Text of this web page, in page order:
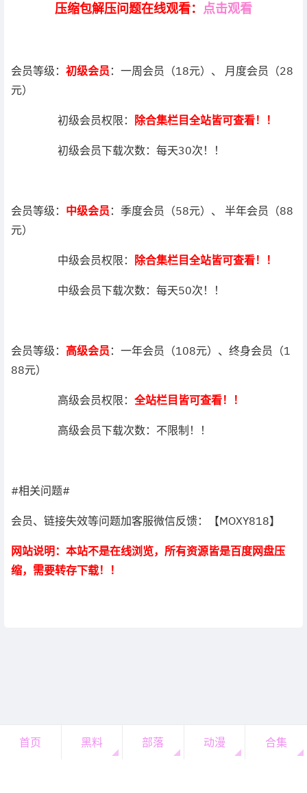
压缩包解压问题在线观看： 点击观看
会员等级： 初级会员 ：一周会员（18元）、 月度会员（28
元）
初级会员权限： 除合集栏目全站皆可查看！！
初级会员下载次数：每天30次！！
会员等级： 中级会员 ：季度会员（58元）、 半年会员（88
元）
中级会员权限： 除合集栏目全站皆可查看！！
中级会员下载次数：每天50次！！
会员等级： 高级会员 ：一年会员（108元）、终身会员（1
88元）
高级会员权限： 全站栏目皆可查看！！
高级会员下载次数：不限制！！
#相关问题#
会员、链接失效等问题加客服微信反馈：【MOXY818】
网站说明：本站不是在线浏览，所有资源皆是百度网盘压
缩，需要转存下载！！
首页 黑料 部落 动漫 合集